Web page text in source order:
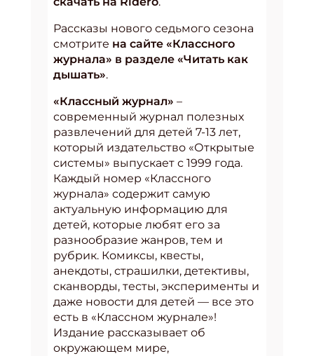
Рассказы нового седьмого сезона
смотрите на сайте «Классного
журнала» в разделе «Читать как
дышать».
«Классный журнал» –
современный журнал полезных
развлечений для детей 7-13 лет,
который издательство «Открытые
системы» выпускает с 1999 года.
Каждый номер «Классного
журнала» содержит самую
актуальную информацию для
детей, которые любят его за
разнообразие жанров, тем и
рубрик. Комиксы, квесты,
анекдоты, страшилки, детективы,
сканворды, тесты, эксперименты и
даже новости для детей — все это
есть в «Классном журнале»!
Издание рассказывает об
окружающем мире,